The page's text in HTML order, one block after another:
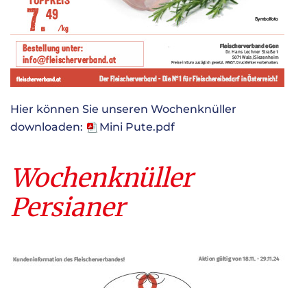
Hier können Sie unseren Wochenknüller
downloaden:
Mini Pute.pdf
Wochenknüller
Persianer